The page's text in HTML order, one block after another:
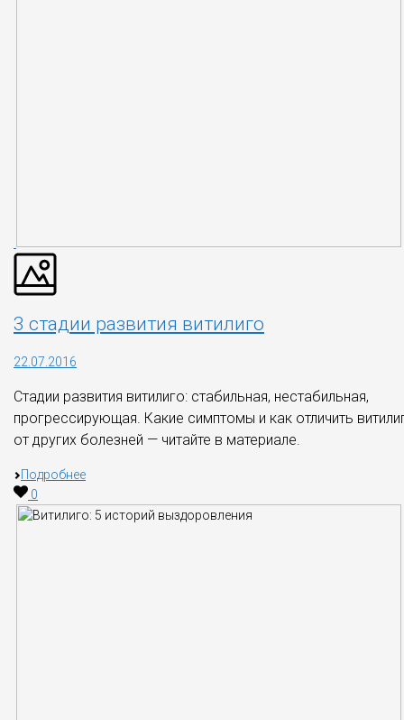
3 стадии развития витилиго
22.07.2016
Стадии развития витилиго: стабильная, нестабильная,
прогрессирующая. Какие симптомы и как отличить
от других болезней — читайте в материале.
Подробнее
0